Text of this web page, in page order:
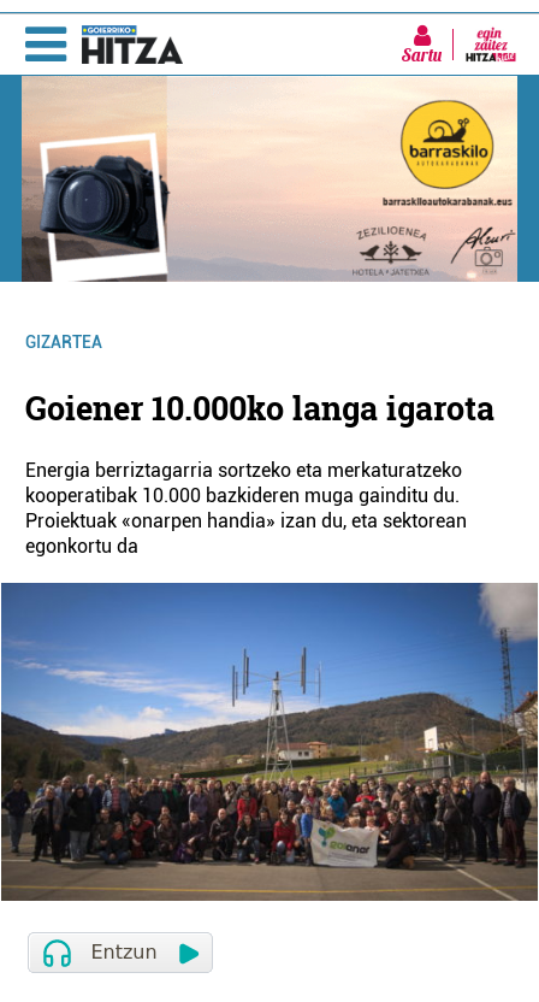
Sartu
GIZARTEA
Goiener 10.000ko langa igarota
Energia berriztagarria sortzeko eta merkaturatzeko
kooperatibak 10.000 bazkideren muga gainditu du.
Proiektuak «onarpen handia» izan du, eta sektorean
egonkortu da